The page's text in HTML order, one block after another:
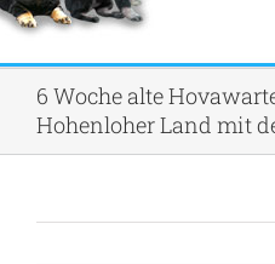
6 Woche alte
Hohenloher Land mit